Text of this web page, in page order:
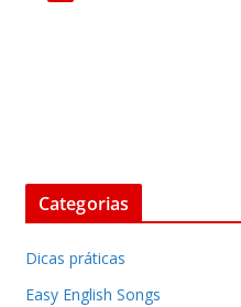
Categorias
Dicas práticas
Easy English Songs